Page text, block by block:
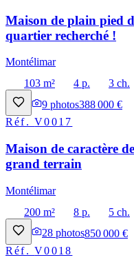
Maison de plain pied
quartier recherché !
Montélimar
103 m²
4 p. 3 ch.
9 photos388 000 €
Réf.V0017
Maison de caractère
grand terrain
Montélimar
200 m²
8 p. 5 ch.
28 photos850 000 €
Réf.V0018